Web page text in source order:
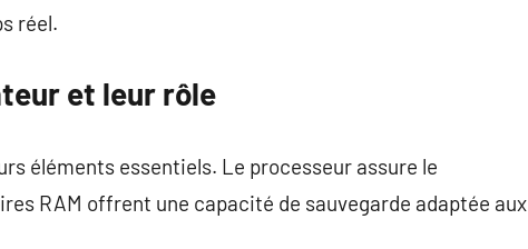
réel.
et leur rôle
éléments essentiels. Le processeur assure le
RAM offrent une capacité de sauvegarde adaptée aux